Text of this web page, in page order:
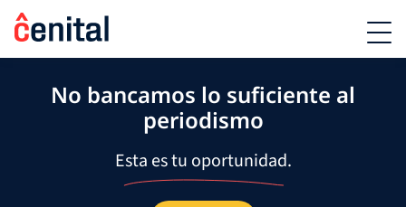
No bancamos lo suficiente al
periodismo
Esta es tu oportunidad.